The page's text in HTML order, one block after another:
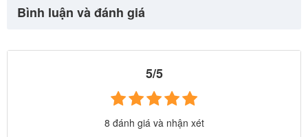
Bình luận và đánh giá
5/5
8 đánh giá và nhận xét